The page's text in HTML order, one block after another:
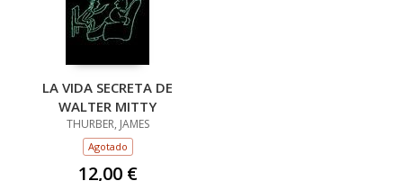
LA VIDA SECRETA DE
WALTER MITTY
THURBER, JAMES
Agotado
12,00 €